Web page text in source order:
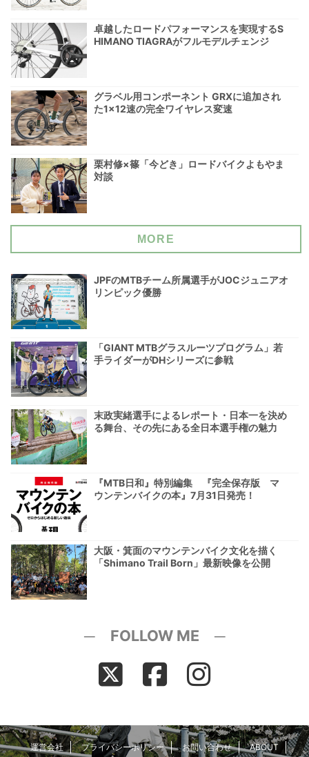
卓越したロードパフォーマンスを実現するS
HIMANO TIAGRAがフルモデルチェンジ
グラベル用コンポーネント GRXに追加され
た1×12速の完全ワイヤレス変速
栗村修×篠「今どき」ロードバイクよもやま
対談
MORE
JPFのMTBチーム所属選手がJOCジュニアオ
リンピック優勝
「GIANT MTBグラスルーツプログラム」若
手ライダーがDHシリーズに参戦
末政実緒選手によるレポート・日本一を決め
る舞台、その先にある全日本選手権の魅力
『MTB日和』特別編集 『完全保存版 マ
ウンテンバイクの本』7月31日発売！
大阪・箕面のマウンテンバイク文化を描く
「Shimano Trail Born」最新映像を公開
─ FOLLOW ME ─
運営会社 プライバシーポリシー お問い合わせ
ABOUT